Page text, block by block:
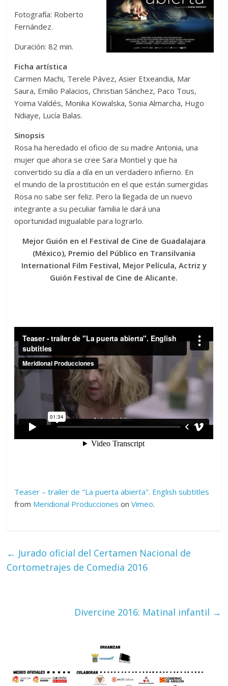
Fotografía: Roberto
Fernández.
Duración: 82 min.
Ficha artística
Carmen Machi, Terele Pávez, Asier Etxeandia, Mar
Saura, Emilio Palacios, Christian Sánchez, Paco Tous,
Yoima Valdés, Monika Kowalska, Sonia Almarcha, Hugo
Ndiaye, Lucía Balas.
Sinopsis
Rosa ha heredado el oficio de su madre Antonia, una
mujer que ahora se cree Sara Montiel y que ha
convertido su día a día en un verdadero infierno. En
el mundo de la prostitución en el que están sumergidas
Rosa no sabe ser feliz. Pero la llegada de un nuevo
integrante a su peculiar familia le dará una
oportunidad inigualable para lograrlo.
Mejor Guión en el Festival de Cine de Guadalajara
(México), Premio del Público en Transilvania
International Film Festival, Mejor Película, Actriz y
Guión Festival de Cine de Alicante.
Teaser – trailer de "La puerta abierta". English subtitles
from Meridional Producciones onVimeo.
← Jurado oficial del Certamen Nacional de
Cortometrajes de Comedia 2016
Divercine 2016: Matinal infantil →